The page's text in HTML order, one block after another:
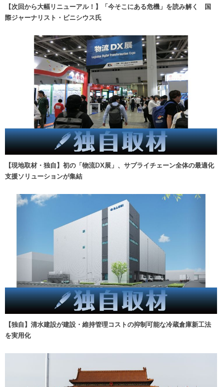
【次回から大幅リニューアル！】「今そこにある危機」を読み解く 国
際ジャーナリスト・ビニシウス氏
【現地取材・独自】初の「物流DX展」、サプライチェーン全体の最適化
支援ソリューションが集結
【独自】清水建設が建設・維持管理コストの抑制可能な冷蔵倉庫新工法
を実用化